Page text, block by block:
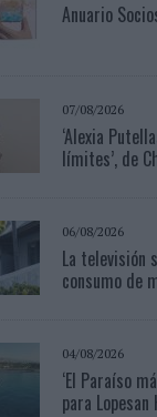
Anuario
07/08/2026
‘Alexia
límites’, de
06/08/2026
La televisión
consumo de
04/08/2026
‘El Paraíso
para